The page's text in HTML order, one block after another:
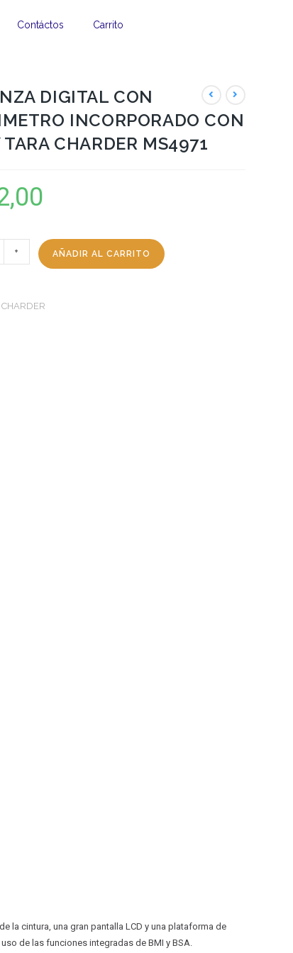
Contáctos Carrito
DIGITAL CON
INCORPORADO CON
TARA CHARDER MS4971
+ AÑADIR AL CARRITO
CHARDER
la cintura, una gran pantalla LCD y una plataforma de
de las funciones integradas de BMI y BSA.